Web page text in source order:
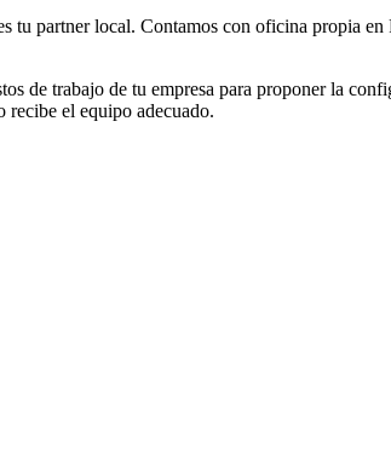
tu partner local. Contamos con oficina propia en
de trabajo de tu empresa para proponer la
recibe el equipo adecuado.